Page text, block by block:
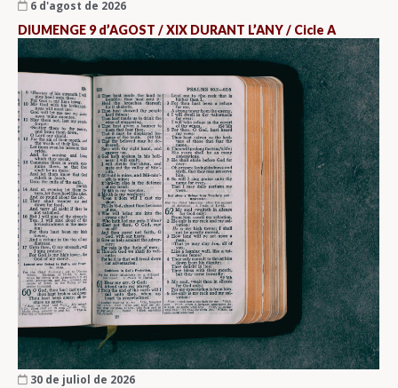
6 d'agost de 2026
DIUMENGE 9 d’AGOST / XIX DURANT L’ANY / Cicle A
30 de juliol de 2026